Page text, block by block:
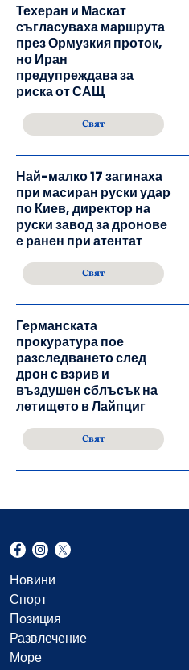
Техеран и Маскат
съгласуваха маршрута
през Ормузкия проток,
но Иран
предупреждава за
риска от САЩ
Свят
Най-малко 17 загинаха
при масиран руски удар
по Киев, директор на
руски завод за дронове
е ранен при атентат
Свят
Германската
прокуратура пое
разследването след
дрон с взрив и
въздушен сблъсък на
летището в Лайпциг
Свят
Новини
Спорт
Позиция
Развлечение
Море